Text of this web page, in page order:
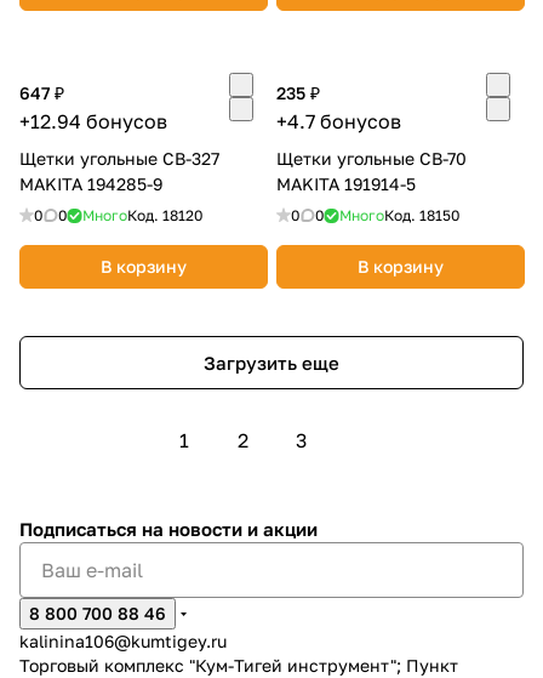
647 ₽
+12.94 бонусов
Щетки угольные CB-327
MAKITA 194285-9
0 0 МногоКод. 18120
В корзину
235 ₽
+4.7 бонусов
Щетки угольные CB-70
MAKITA 191914-5
0 0 МногоКод. 18150
В корзину
Загрузить еще
1 2 3
Подписаться на новости и акции
8 800 700 88 46
kalinina106@kumtigey.ru
Торговый комплекс "Кум-Тигей инструмент"; Пункт